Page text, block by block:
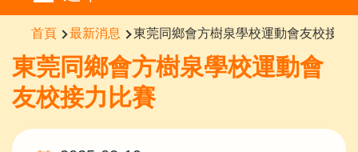
navigation
導
航
連
結
首頁 最新消息 東莞同鄉會方樹泉學校運動會友校接力
東莞同鄉會方樹泉學校運動會
友校接力比賽